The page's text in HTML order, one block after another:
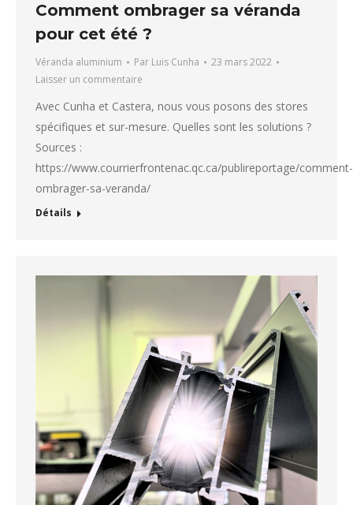
Comment ombrager sa véranda
pour cet été ?
Véranda aluminium Par Luis Cunha
23 mars 2022
Laisser un commentaire
Avec Cunha et Castera, nous vous posons des stores
spécifiques et sur-mesure. Quelles sont les solutions ?
Sources :
https://www.courrierfrontenac.qc.ca/publireportage/comment-
ombrager-sa-veranda/
Détails